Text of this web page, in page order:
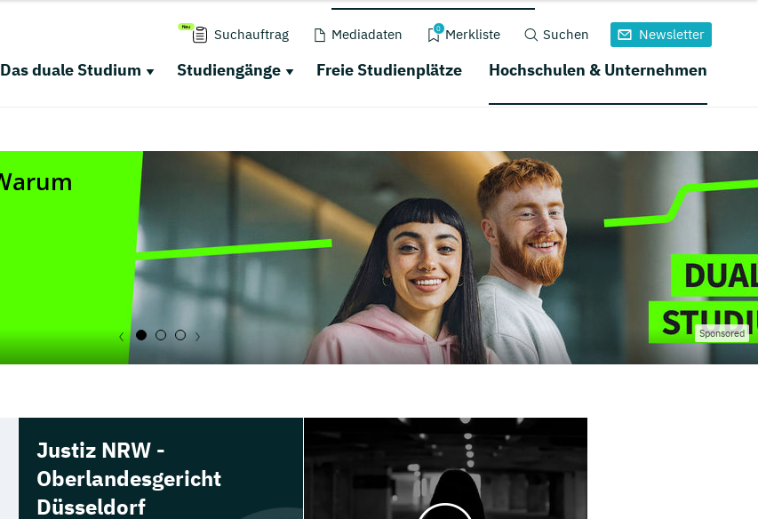
Suchauftrag Mediadaten 0 Merkliste Suchen Newsletter
Das duale Studium Studiengänge Freie Studienplätze Hochschulen & Unternehmen
Sponsored
Justiz NRW -
Oberlandesgericht
Düsseldorf